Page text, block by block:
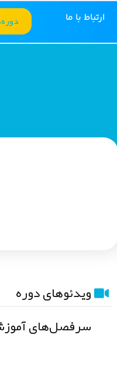
ارتباط با ما
ویدئوهای دوره
سرفصل‌های